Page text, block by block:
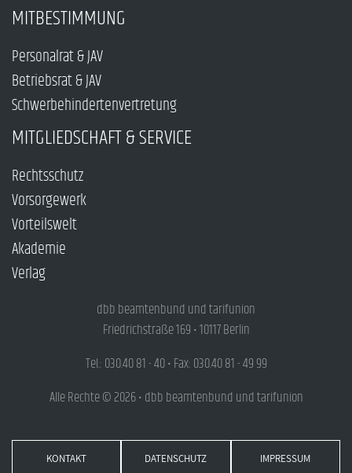
MITBESTIMMUNG
Personalrat & JAV
Betriebsrat & JAV
Schwerbehindertenvertretung
MITGLIEDSCHAFT & SERVICE
Rechtsschutz
Vorsorgewerk
Vorteilswelt
Akademie
Verlag
dbb beamtenbund und tarifunion
Friedrichstraße 169 • 10117 Berlin
Tel.: 030.40 81 - 40 • Fax: 030.40 81 - 49 99
Alle Rechte © 2026 • dbb beamtenbund und tarifunion
KONTAKT DATENSCHUTZ IMPRESSUM